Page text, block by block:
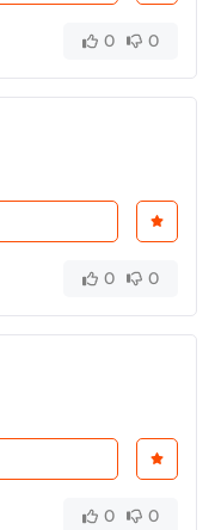
0 0
0 0
0 0